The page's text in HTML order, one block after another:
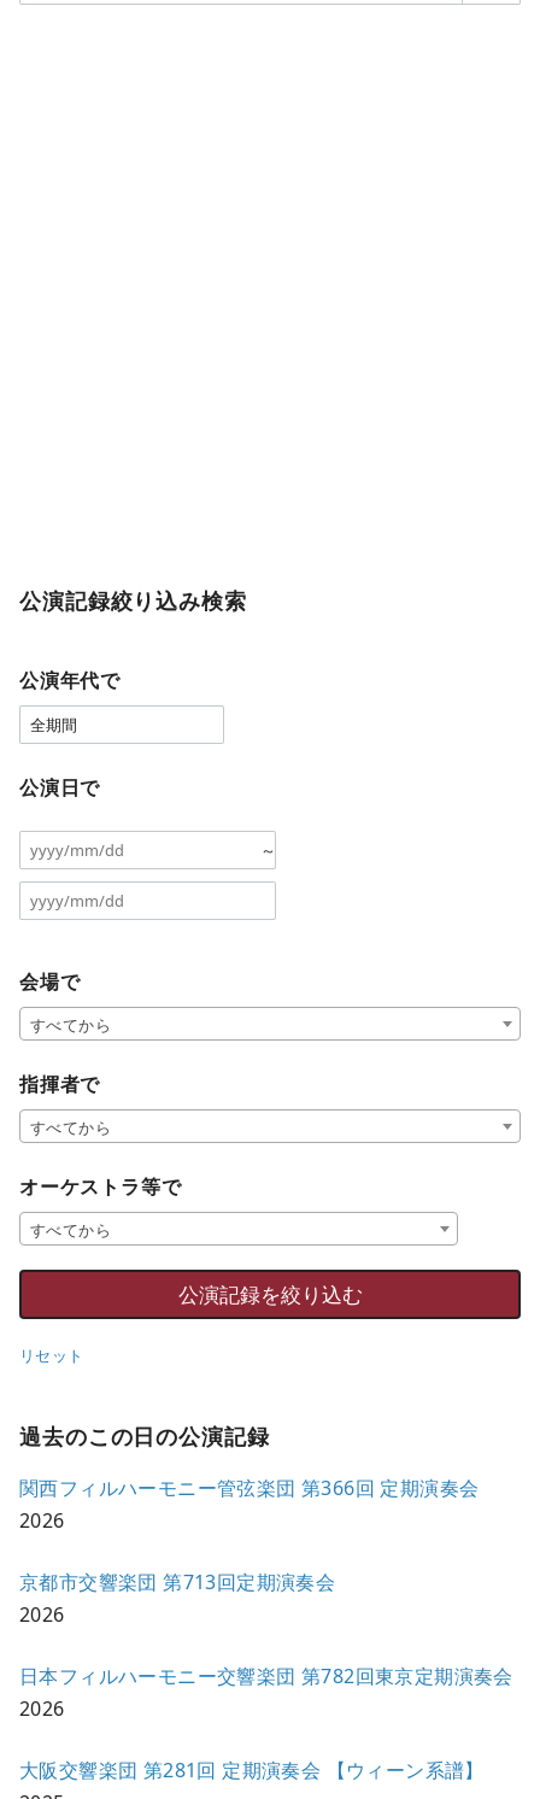
公演記録絞り込み検索
公演年代で
公演日で
～
会場で
すべてから
指揮者で
すべてから
オーケストラ等で
すべてから
リセット
過去のこの日の公演記録
関西フィルハーモニー管弦楽団 第366回 定期演奏会
2026
京都市交響楽団 第713回定期演奏会
2026
日本フィルハーモニー交響楽団 第782回東京定期演奏会
2026
大阪交響楽団 第281回 定期演奏会 【ウィーン系譜】